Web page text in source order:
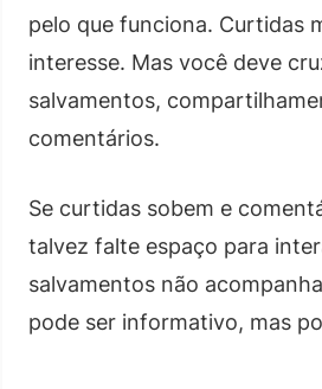
pelo que funciona. Curtidas
interesse. Mas você deve
salvamentos,
comentários.
Se curtidas sobem e
talvez falte espaço para
salvamentos não
pode ser informativo, mas